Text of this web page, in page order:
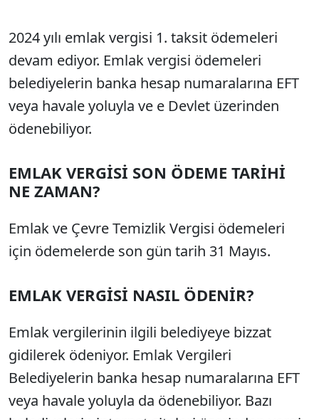
2024 yılı emlak vergisi 1. taksit ödemeleri
devam ediyor. Emlak vergisi ödemeleri
belediyelerin banka hesap numaralarına EFT
veya havale yoluyla ve e Devlet üzerinden
ödenebiliyor.
EMLAK VERGİSİ SON ÖDEME TARİHİ
NE ZAMAN?
Emlak ve Çevre Temizlik Vergisi ödemeleri
için ödemelerde son gün tarih 31 Mayıs.
EMLAK VERGİSİ NASIL ÖDENİR?
Emlak vergilerinin ilgili belediyeye bizzat
gidilerek ödeniyor. Emlak Vergileri
Belediyelerin banka hesap numaralarına EFT
veya havale yoluyla da ödenebiliyor. Bazı